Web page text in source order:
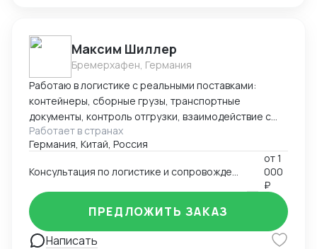
Максим Шиллер
Бремерхафен, Германия
Работаю в логистике с реальными поставками:
контейнеры, сборные грузы, транспортные
документы, контроль отгрузки, взаимодействие с
агентами и перевозчиками. Специализируюсь на
логистике из Европы, умею быстро ориентироваться
в нестандартных ситуациях и держать процесс под
контролем. Работаю из Германии, открыт к
удалённому сотрудничеству.
Работает в странах
Германия, Китай, Россия
Консультация по логистике и сопровождению поставок (к примеру из Европы и Китая)
от1
000
₽
Написать
ПРЕДЛОЖИТЬ ЗАКАЗ